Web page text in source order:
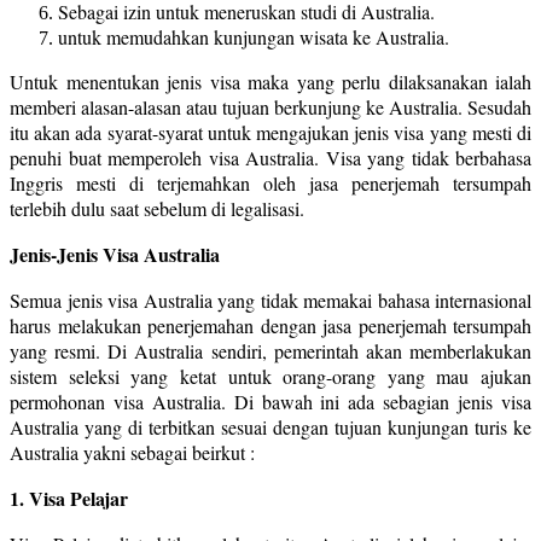
Sebagai izin untuk meneruskan studi di Australia.
untuk memudahkan kunjungan wisata ke Australia.
Untuk menentukan jenis visa maka yang perlu dilaksanakan ialah
memberi alasan-alasan atau tujuan berkunjung ke Australia. Sesudah
itu akan ada syarat-syarat untuk mengajukan jenis visa yang mesti di
penuhi buat memperoleh visa Australia. Visa yang tidak berbahasa
Inggris mesti di terjemahkan oleh jasa penerjemah tersumpah
terlebih dulu saat sebelum di legalisasi.
Jenis-Jenis Visa Australia
Semua jenis visa Australia yang tidak memakai bahasa internasional
harus melakukan penerjemahan dengan jasa penerjemah tersumpah
yang resmi. Di Australia sendiri, pemerintah akan memberlakukan
sistem seleksi yang ketat untuk orang-orang yang mau ajukan
permohonan visa Australia. Di bawah ini ada sebagian jenis visa
Australia yang di terbitkan sesuai dengan tujuan kunjungan turis ke
Australia yakni sebagai beirkut :
1. Visa Pelajar